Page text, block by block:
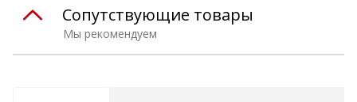
Мы рекомендуем
Сопутствующие товары